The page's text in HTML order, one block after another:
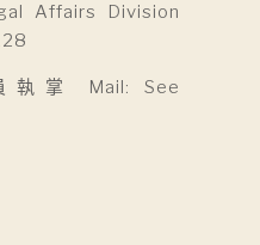
Affairs Division
執掌 Mail: See